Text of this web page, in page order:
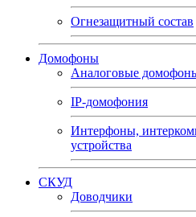
Огнезащитный состав
Домофоны
Аналоговые
IP-домофония
Интерфоны,
устройства
СКУД
Доводчики